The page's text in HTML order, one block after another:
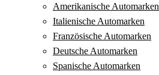
Amerikanische Automarken
Italienische Automarken
Französische Automarken
Deutsche Automarken
Spanische Automarken